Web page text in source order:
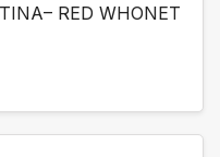
RED WHONET